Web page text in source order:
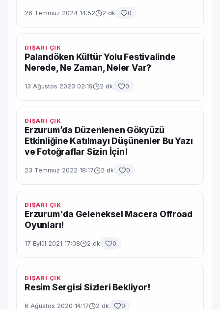
26 Temmuz 2024 14:52 2 dk 0
DIŞARI ÇIK
Palandöken Kültür Yolu Festivalinde
Nerede, Ne Zaman, Neler Var?
13 Ağustos 2023 02:19 2 dk 0
DIŞARI ÇIK
Erzurum’da Düzenlenen Gökyüzü
Etkinliğine Katılmayı Düşünenler Bu Yazı
ve Fotoğraflar Sizin İçin!
23 Temmuz 2022 18:17 2 dk 0
DIŞARI ÇIK
Erzurum'da Geleneksel Macera Offroad
Oyunları!
17 Eylül 2021 17:08 2 dk 0
DIŞARI ÇIK
Resim Sergisi Sizleri Bekliyor!
6 Ağustos 2020 14:17 2 dk 0